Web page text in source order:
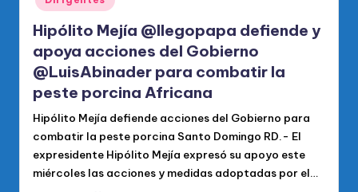
d
el
P
R
M
Hipólito Mejía @llegopapa defiende y
apoya acciones del Gobierno
@LuisAbinader para combatir la
peste porcina Africana
Hipólito Mejía defiende acciones del Gobierno para
combatir la peste porcina Santo Domingo RD.- El
expresidente Hipólito Mejía expresó su apoyo este
miércoles las acciones y medidas adoptadas por el…